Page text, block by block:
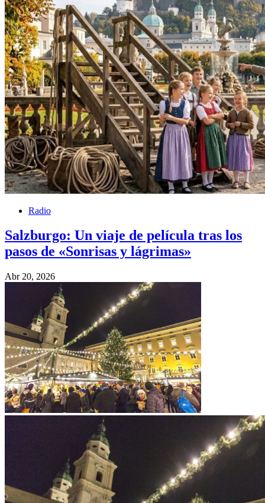
Radio
Salzburgo: Un viaje de película tras los
pasos de «Sonrisas y lágrimas»
Abr 20, 2026